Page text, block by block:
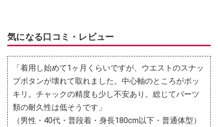
気になる口コミ・レビュー
「着用し始めて1ヶ月くらいですが、ウエストのスナッ
プボタンが壊れて取れました。中心軸のところがポッ
キリ。チャックの精度も少し不安あり。総じてパーツ
類の耐久性は低そうです」
（男性・40代・普段着・身長180cm以下・普通体型）